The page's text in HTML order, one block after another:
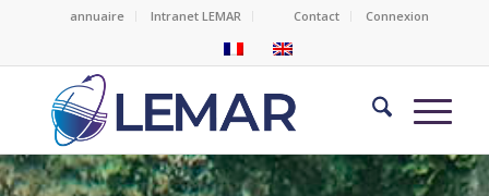
annuaire Intranet LEMAR Contact Connexion